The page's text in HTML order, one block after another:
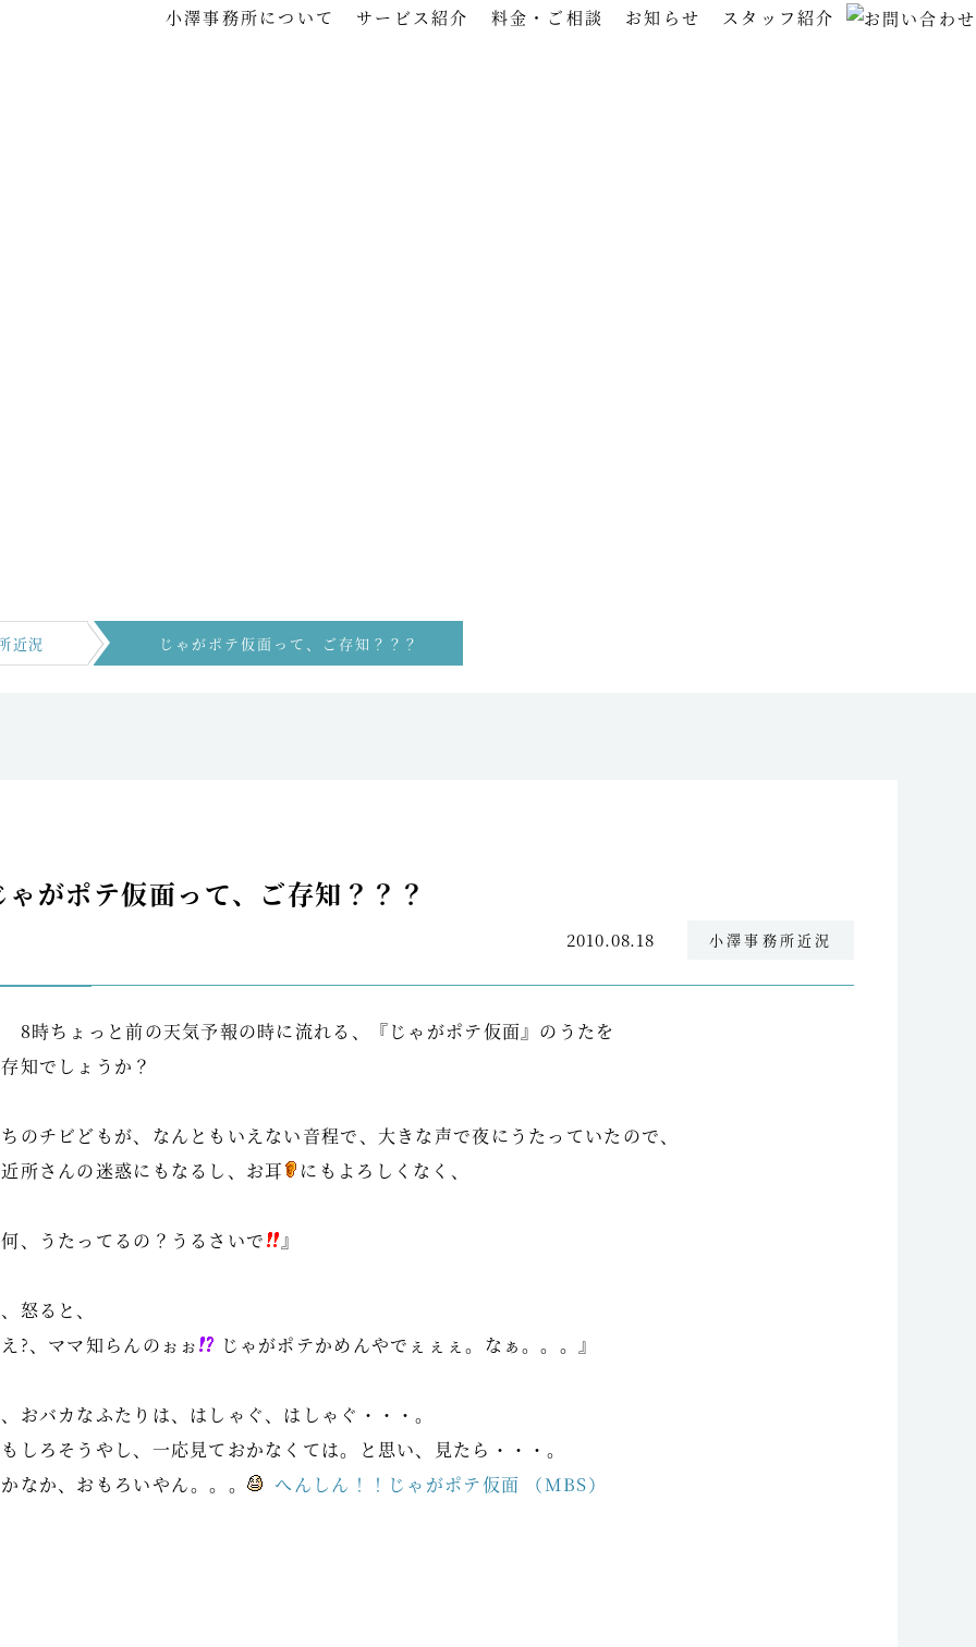
小澤事務所について サービス紹介 料金・ご相談 お知らせ スタッフ紹介
近況 じゃがポテ仮面って、ご存知？？？
ゃがポテ仮面って、ご存知？？？
2010.08.18 小澤事務所近況
8時ちょっと前の天気予報の時に流れる、『じゃがポテ仮面』のうたを
知でしょうか？
のチビどもが、なんともいえない音程で、大きな声で夜にうたっていたので、
所さんの迷惑にもなるし、お耳
にもよろしくなく、
、うたってるの？うるさいで 』
怒ると、
?、ママ知らんのぉぉ
じゃがポテかめんやでぇぇぇ。なぁ。。。』
おバカなふたりは、はしゃぐ、はしゃぐ・・・。
しろそうやし、一応見ておかなくては。と思い、見たら・・・。
なか、おもろいやん。。。
へんしん！！じゃがポテ仮面 （MBS）